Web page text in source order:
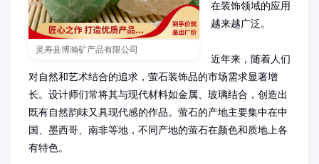
灵寿县博瀚矿产品有限公司
在装饰领域的应用
越来越广泛。
近年来，随着人们
对自然和艺术结合的追求，萤石装饰品的市场需求显著增
长。设计师们常将其与现代材料如金属、玻璃结合，创造出
既有自然韵味又具现代感的作品。萤石的产地主要集中在中
国、墨西哥、南非等地，不同产地的萤石在颜色和质地上各
有特色。